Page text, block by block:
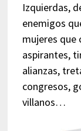
Izquierdas,
enemigos
mujeres que
aspirantes,
alianzas,
congresos,
villanos…